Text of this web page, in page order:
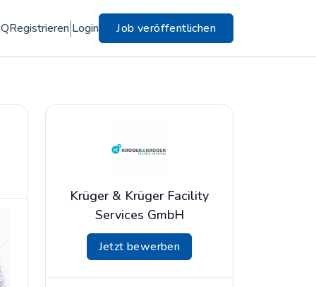
Registrieren Login Job veröffentlichen
Krüger & Krüger Facility
Services GmbH
Jetzt bewerben